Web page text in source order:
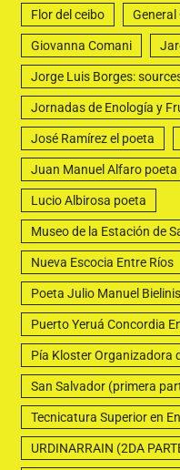
Flor del ceibo General
Giovanna Comani
Jorge Luis Borges:
Jornadas de Enología y
José Ramírez el poeta
Juan Manuel Alfaro poeta
Lucio Albirosa poeta
Museo de la Estación de
Nueva Escocia Entre Ríos
Poeta Julio Manuel Bielinis
Puerto Yeruá Concordia
Pía Kloster Organizadora
San Salvador (primera
Tecnicatura Superior en
URDINARRAIN (2DA